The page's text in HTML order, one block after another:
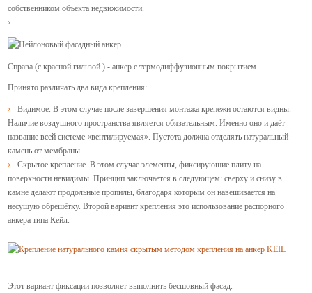
собственником объекта недвижимости.
Справа (с красной гильзой ) - анкер с термодиффузионным покрытием.
Принято различать два вида крепления:
Видимое. В этом случае после завершения монтажа крепежи остаются видны.
Наличие воздушного пространства является обязательным. Именно оно и даёт
название всей системе «вентилируемая». Пустота должна отделять натуральный
камень от мембраны.
Скрытое крепление. В этом случае элементы, фиксирующие плиту на
поверхности невидимы. Принцип заключается в следующем: сверху и снизу в
камне делают продольные пропилы, благодаря которым он навешивается на
несущую обрешётку. Второй вариант крепления это использование распорного
анкера типа Кейл.
Этот вариант фиксации позволяет выполнить бесшовный фасад.